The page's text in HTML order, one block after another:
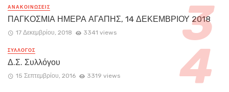
ΑΝΑΚΟΙΝΏΣΕΙΣ
ΠΑΓΚΟΣΜΙΑ ΗΜΕΡΑ ΑΓΑΠΗΣ, 14 ΔΕΚΕΜΒΡΙΟΥ 2018
17 Δεκεμβρίου, 2018 3341 views
ΣΥΛΛΟΓΟΣ
Δ.Σ. Συλλόγου
15 Σεπτεμβρίου, 2016 3319 views